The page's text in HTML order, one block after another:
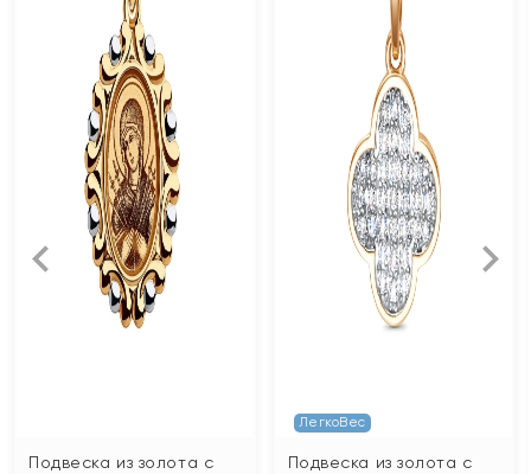
Подвеска из золота с
ЛегкоВес
Подвеска из золота с